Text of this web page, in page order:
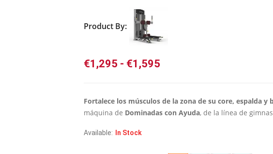
Product By:
€1,295 - €1,595
desde
€1,295
Fortalece los músculos de la zona de su core, espalda y
máquina de Dominadas con Ayuda, de la línea de
Available: In Stock